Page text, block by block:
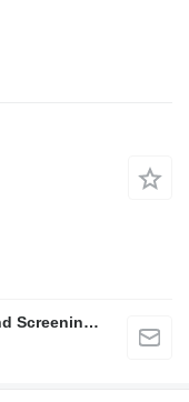
FABO Mobile & Stationary Crushing and Screening Plants | Concrete Batching Plants Manufacturer